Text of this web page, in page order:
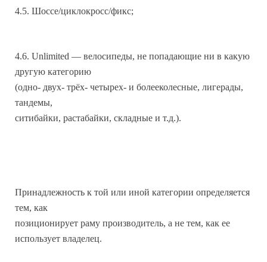
4.5. Шоссе/циклокросс/фикс;
4.6. Unlimited — велосипеды, не попадающие ни в какую
другую категорию
(одно- двух- трёх- четырех- и болееколесные, лигерады,
тандемы,
ситибайки, растабайки, складные и т.д.).
Принадлежность к той или иной категории определяется
тем, как
позиционирует раму производитель, а не тем, как ее
использует владелец.